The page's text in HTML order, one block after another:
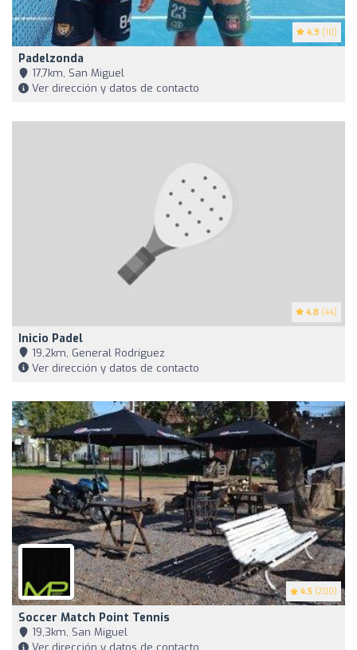
4.9 (10)
Padelzonda
17,7km, San Miguel
Ver dirección y datos de contacto
4.8 (44)
Inicio Padel
19,2km, General Rodríguez
Ver dirección y datos de contacto
4.5 (200)
Soccer Match Point Tennis
19,3km, San Miguel